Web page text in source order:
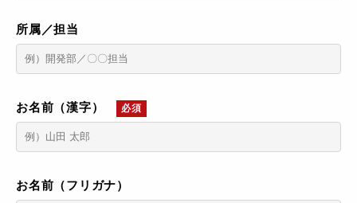
所属／担当
お名前（漢字） 必須
お名前（フリガナ）